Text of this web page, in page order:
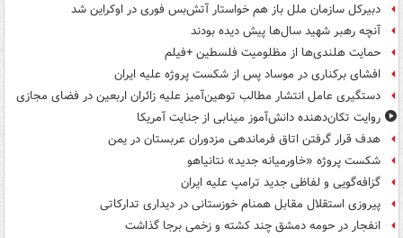
دبیرکل سازمان ملل باز هم خواستار آتش‌بس فوری در اوکراین شد
آنچه رهبر شهید سال‌ها پیش دیده بودند
حمایت هلندی‌ها از مظلومیت فلسطین +فیلم
افشای برکناری در موساد پس از شکست پروژه علیه ایران
دستگیری عامل انتشار مطالب توهین‌آمیز علیه زائران اربعین در فضای مجازی
روایت تکان‌دهنده دانش‌آموز مینابی از جنایت آمریکا
هدف قرار گرفتن اتاق‌ فرماندهی مزدوران عربستان در یمن
شکست پروژه «خاورمیانه جدید» نتانیاهو
گزافه‌گویی و لفاظی جدید ترامپ علیه ایران
پیروزی استقلال مقابل همنام خوزستانی در دیداری تدارکاتی
انفجار در حومه دمشق چند کشته و زخمی برجا گذاشت